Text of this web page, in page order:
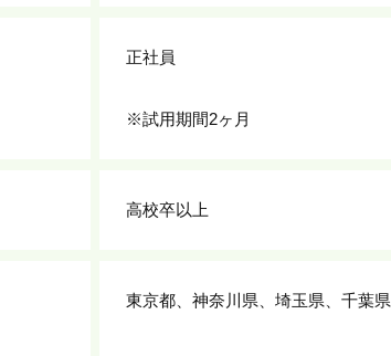
正社員
※試用期間2ヶ月
高校卒以上
東京都、神奈川県、埼玉県、千葉県